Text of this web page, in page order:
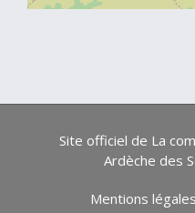
Site officiel de La
Ardèche des
Mentions légales